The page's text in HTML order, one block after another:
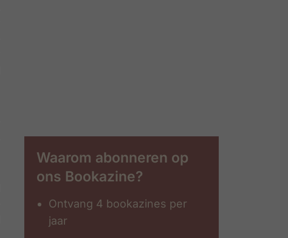
Waarom abonneren op
ons Bookazine?
Ontvang 4 bookazines per
jaar